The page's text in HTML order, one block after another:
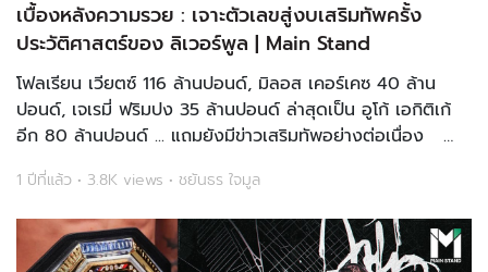
เบื้องหลังความรวย : เจาะตัวเลขสู่งบเสริมทัพครั้ง
ประวัติศาสตร์ของ ลิเวอร์พูล | Main Stand
โฟลเรียน เวียตซ์ 116 ล้านปอนด์, มิลอส เคอร์เคซ 40 ล้าน
ปอนด์, เจเรมี่ ฟริมปง 35 ล้านปอนด์ ล่าสุดเป็น อูโก้ เอกิติเก้
อีก 80 ล้านปอนด์ ... แถมยังมีข่าวเสริมทัพอย่างต่อเนื่อง
ก่อนเลยในปร...
1 ปีที่แล้ว • 3.8K views • ชยันธร ใจมูล